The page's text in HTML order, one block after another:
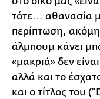
τότε... αθανασία
περίπτωση, ακόμη
άλμπουμ κάνει
«μακριά» δεν
αλλά και το
και ο τίτλος του